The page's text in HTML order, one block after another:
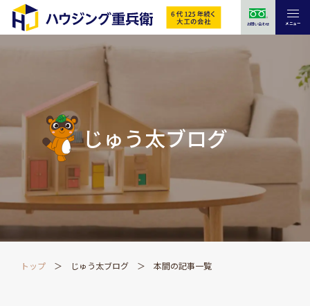
お問い合わせ メニュー
じゅう太ブログ
トップ じゅう太ブログ 本間の記事一覧